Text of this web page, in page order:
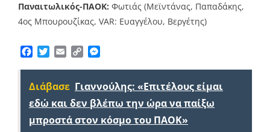
Παναιτωλικός-ΠΑΟΚ: Φωτιάς (Μεϊντάνας, Παπαδάκης,
4ος Μπουρουζίκας, VAR: Ευαγγέλου, Βεργέτης)
Facebook
TwitterEmailCopy
Διάβασε Γιαννούλης: «Επιτέλους είμαι
εδώ και δεν βλέπω την ώρα να παίξω
μπροστά στον κόσμο του ΠΑΟΚ»